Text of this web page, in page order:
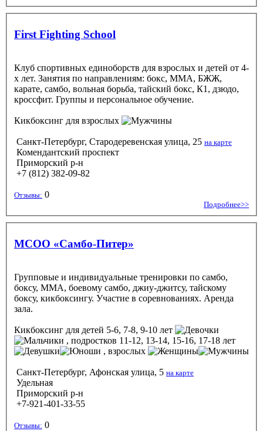
First Fighting School
Клуб спортивных единоборств для взрослых и детей от 4-
х лет. Занятия по направлениям: бокс, ММА, БЖЖ,
карате, самбо, вольная борьба, тайский бокс, К1, дзюдо,
кроссфит. Группы и персональное обучение.
Кикбоксинг для взрослых
Санкт-Петербург, Стародеревенская улица, 25 на карте
Комендантский проспект
Приморский р-н
+7 (812) 382-09-82
Отзывы: 0
Подробнее>>
MCOO «Самбо-Питер»
Групповые и индивидуальные тренировки по самбо,
боксу, ММА, боевому самбо, джиу-джитсу, тайскому
боксу, кикбоксингу. Участие в соревнованиях. Аренда
зала.
Кикбоксинг для детей 5-6, 7-8, 9-10 лет
, подростков 11-12, 13-14, 15-16, 17-18 лет
, взрослых
Санкт-Петербург, Афонская улица, 5 на карте
Удельная
Приморский р-н
+7-921-401-33-55
Отзывы: 0